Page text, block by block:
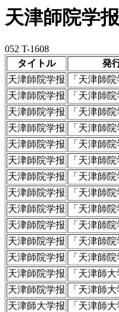
天津師院学
052 T-1608
タイトル
発
天津師院学报
「天津師
天津師院学报
「天津師
天津師院学报
「天津師
天津師院学报
「天津師
天津師院学报
「天津師
天津師院学报
「天津師
天津師院学报
「天津師
天津師院学报
「天津師
天津師院学报
「天津師
天津師院学报
「天津師
天津師院学报
「天津師
天津師院学报
「天津師
天津師院学报
「天津師
天津師院学报
「天津師
天津師大学报
「天津師